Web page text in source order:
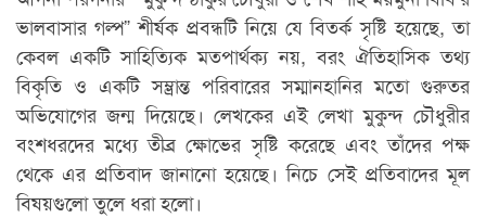
ভালবাসার গল্প” শীর্ষক প্রবন্ধটি নিয়ে যে বিতর্ক সৃষ্টি হয়েছে, তা
কেবল একটি সাহিত্যিক মতপার্থক্য নয়, বরং ঐতিহাসিক তথ্য
বিকৃতি ও একটি সম্ভ্রান্ত পরিবারের সম্মানহানির মতো গুরুতর
অভিযোগের জন্ম দিয়েছে। লেখকের এই লেখা মুকুন্দ চৌধুরীর
বংশধরদের মধ্যে তীব্র ক্ষোভের সৃষ্টি করেছে এবং তাঁদের পক্ষ
থেকে এর প্রতিবাদ জানানো হয়েছে। নিচে সেই প্রতিবাদের মূল
বিষয়গুলো তুলে ধরা হলো।